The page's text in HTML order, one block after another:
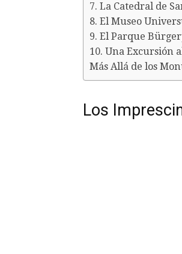
7. La Catedral de
8. El Museo
9. El Parque
10. Una Excursión
Más Allá de los
Los